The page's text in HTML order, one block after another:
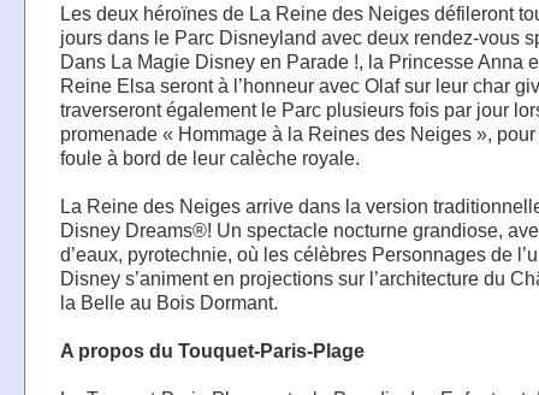
Les deux héroïnes de La Reine des Neiges défileront
jours dans le Parc Disneyland avec deux rendez-vous
Dans La Magie Disney en Parade !, la Princesse Anna
Reine Elsa seront à l’honneur avec Olaf sur leur char
traverseront également le Parc plusieurs fois par jour
promenade « Hommage à la Reines des Neiges »,
foule à bord de leur calèche royale.
La Reine des Neiges arrive dans la version
Disney Dreams®! Un spectacle nocturne grandiose,
d’eaux, pyrotechnie, où les célèbres Personnages de
Disney s’animent en projections sur l’architecture du
la Belle au Bois Dormant.
A propos du Touquet-Paris-Plage